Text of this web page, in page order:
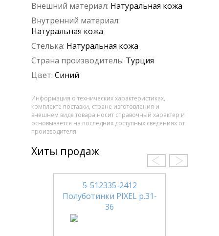
Внешний материал: Натуральная кожа
Внутренний материал:
Натуральная кожа
Стелька: Натуральная кожа
Страна производитель: Турция
Цвет: Синий
Информация о технических характеристиках,
комплекте поставки, стране изготовления и
внешнем виде товара носит справочный характер и
основывается на последних доступных сведениях от
производителя
Хиты продаж
5-512335-2412
Полуботинки PIXEL р.31-
36